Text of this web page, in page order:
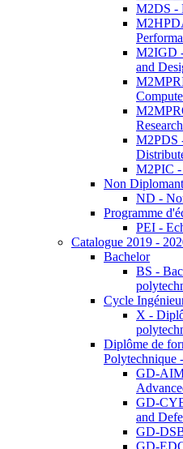
M2DS -
M2IGD
and
Research
M2PDS
M2PIC -
Non Diplomant
ND -
Programme
PEI -
Catalogue 2019 -
Bachelor
BS -
Cycle
X -
Diplôme de
Polytechnique
GD-
GD-
and
GD-
GD-